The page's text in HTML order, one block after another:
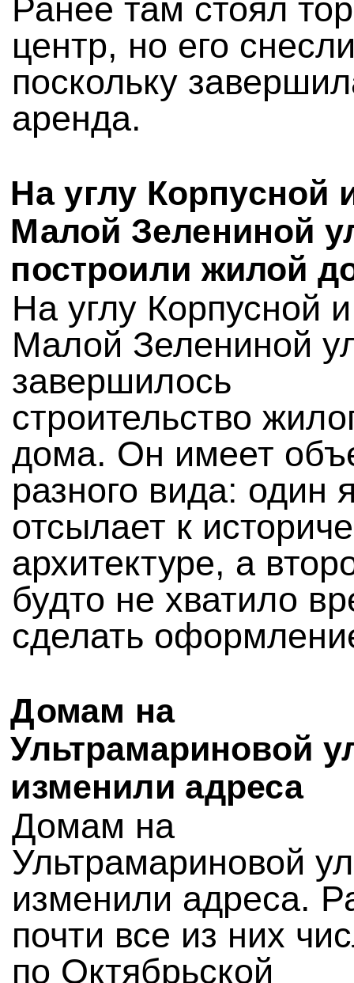
Ранее там стоял
центр, но его
поскольку
аренда.
На углу Корпусной
Малой Зелениной
построили жилой
На углу Корпусной и
Малой Зелениной
завершилось
строительство
дома. Он имеет
разного вида: один
отсылает к
архитектуре, а
будто не хватило
сделать
Домам на
Ультрамариновой
изменили адреса
Домам на
Ультрамариновой
изменили адреса.
почти все из них
по Октябрьской